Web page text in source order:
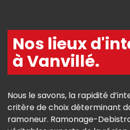
Nos lieux
à Vanvillé.
Nous le savons, la rapidité
critère de choix déterminant
ramoneur. Ramonage-